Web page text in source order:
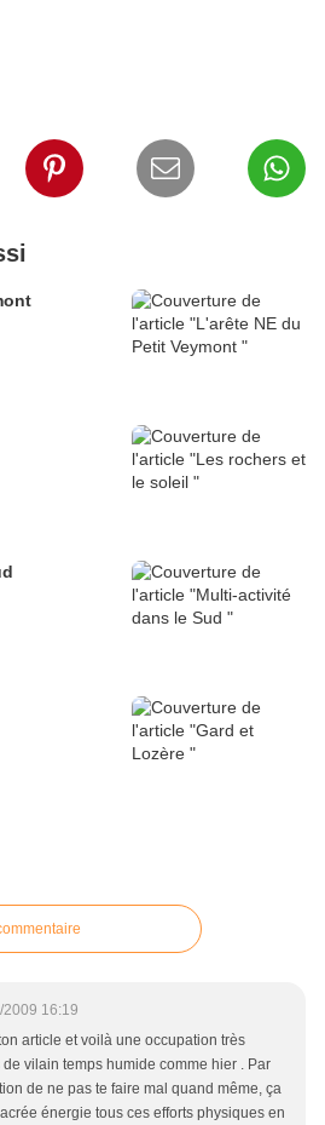
2009 16:19
article et voilà une occupation très
vilain temps humide comme hier . Par
de ne pas te faire mal quand même, ça
énergie tous ces efforts physiques en